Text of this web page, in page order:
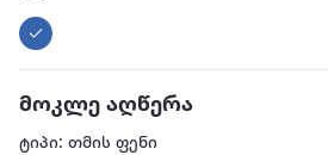
მოკლე აღწერა
ტიპი: თმის ფენი